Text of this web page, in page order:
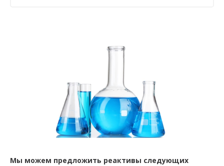
Мы можем предложить реактивы следующих